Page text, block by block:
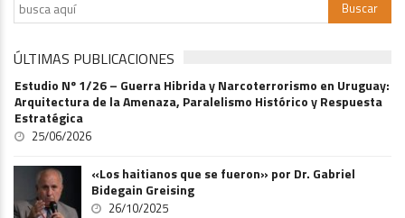
ÚLTIMAS PUBLICACIONES
Estudio Nº 1/26 – Guerra Hibrida y Narcoterrorismo en Uruguay:
Arquitectura de la Amenaza, Paralelismo Histórico y Respuesta
Estratégica
25/06/2026
«Los haitianos que se fueron» por Dr. Gabriel
Bidegain Greising
26/10/2025